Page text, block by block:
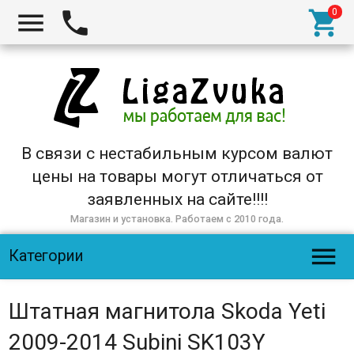
  
В связи с нестабильным курсом валют
цены на товары могут отличаться от
заявленных на сайте!!!!
Магазин и установка. Работаем с 2010 года.
Категории 
Штатная магнитола Skoda Yeti
2009-2014 Subini SK103Y